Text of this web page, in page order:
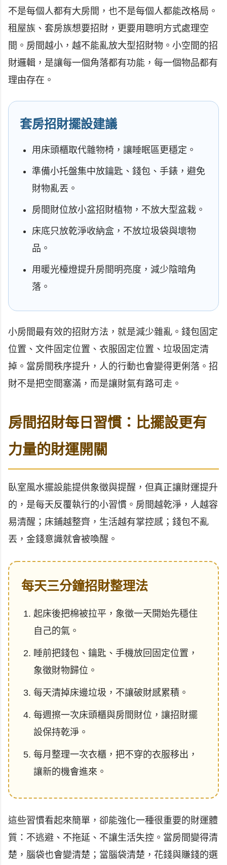
不是每個人都有大房間，也不是每個人都能改格局。
租屋族、套房族想要招財，更要用聰明方式處理空
間。房間越小，越不能亂放大型招財物。小空間的招
財邏輯，是讓每一個角落都有功能，每一個物品都有
理由存在。
套房招財擺設建議
用床頭櫃取代雜物椅，讓睡眠區更穩定。
準備小托盤集中放鑰匙、錢包、手錶，避免
財物亂丟。
房間財位放小盆招財植物，不放大型盆栽。
床底只放乾淨收納盒，不放垃圾袋與壞物
品。
用暖光檯燈提升房間明亮度，減少陰暗角
落。
小房間最有效的招財方法，就是減少雜亂。錢包固定
位置、文件固定位置、衣服固定位置、垃圾固定清
掉。當房間秩序提升，人的行動也會變得更俐落。招
財不是把空間塞滿，而是讓財氣有路可走。
房間招財每日習慣：比擺設更有
力量的財運開關
臥室風水擺設能提供象徵與提醒，但真正讓財運提升
的，是每天反覆執行的小習慣。房間越乾淨，人越容
易清醒；床鋪越整齊，生活越有掌控感；錢包不亂
丟，金錢意識就會被喚醒。
每天三分鐘招財整理法
起床後把棉被拉平，象徵一天開始先穩住
自己的氣。
睡前把錢包、鑰匙、手機放回固定位置，
象徵財物歸位。
每天清掉床邊垃圾，不讓破財感累積。
每週擦一次床頭櫃與房間財位，讓招財擺
設保持乾淨。
每月整理一次衣櫃，把不穿的衣服移出，
讓新的機會進來。
這些習慣看起來簡單，卻能強化一種很重要的財運體
質：不逃避、不拖延、不讓生活失控。當房間變得清
楚，腦袋也會變清楚；當腦袋清楚，花錢與賺錢的選